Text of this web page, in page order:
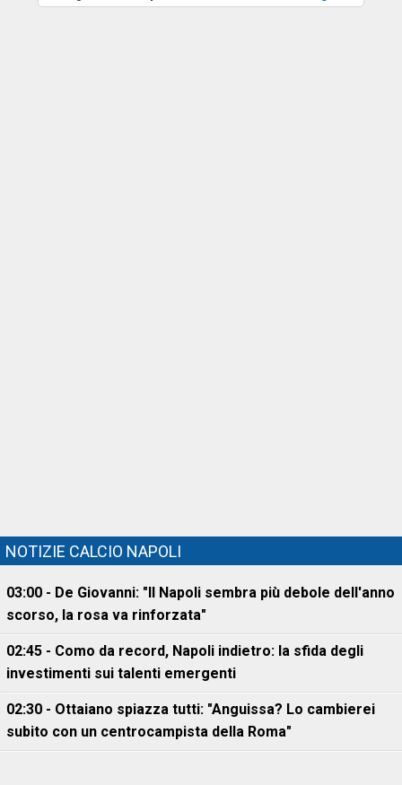
NOTIZIE CALCIO NAPOLI
03:00 - De Giovanni: "Il Napoli sembra più debole dell'anno
scorso, la rosa va rinforzata"
02:45 - Como da record, Napoli indietro: la sfida degli
investimenti sui talenti emergenti
02:30 - Ottaiano spiazza tutti: "Anguissa? Lo cambierei
subito con un centrocampista della Roma"